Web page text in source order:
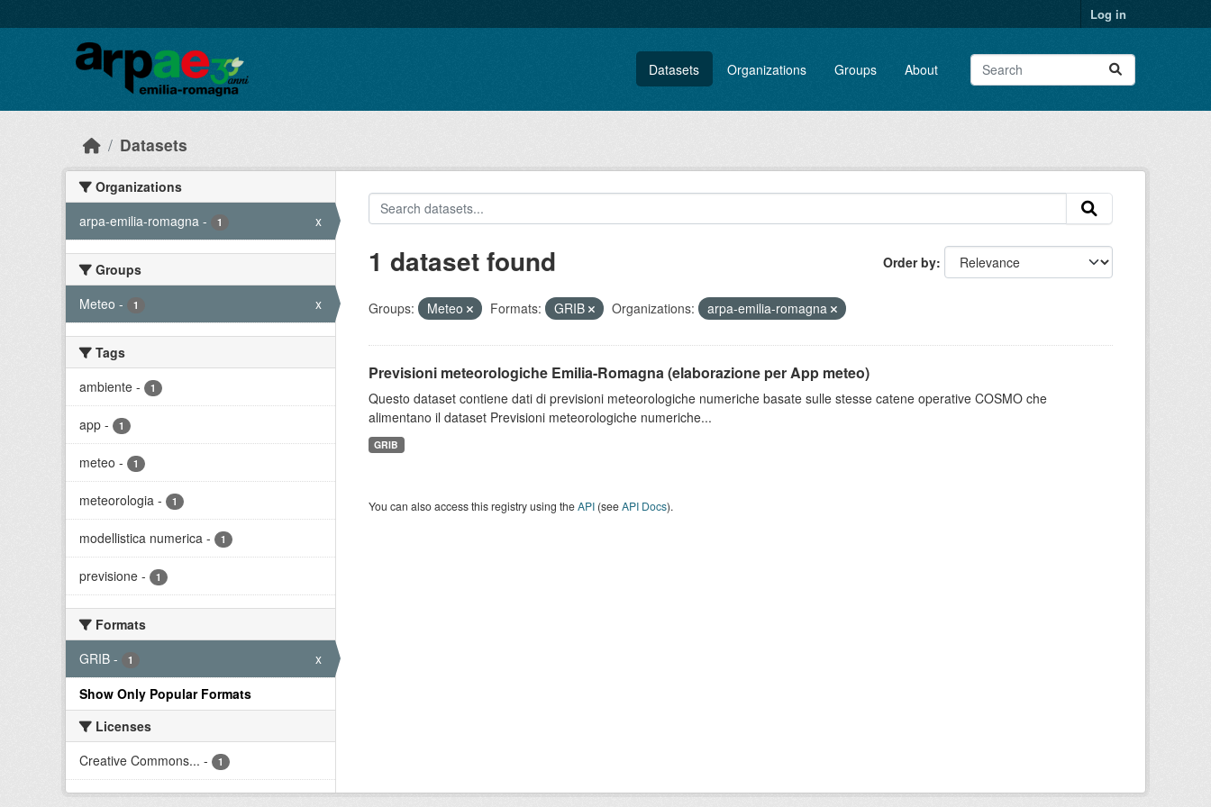
Log in
Datasets Organizations Groups About
Datasets
Organizations
arpa-emilia-romagna - 1 x
Groups
Meteo - 1 x
Tags
ambiente - 1
app - 1
meteo - 1
meteorologia - 1
modellistica numerica - 1
previsione - 1
Formats
GRIB - 1
x
Show Only Popular Formats
Licenses
Creative Commons... - 1
Order by
1 dataset found
Groups: Meteo Formats: GRIB Organizations: arpa-emilia-romagna
Previsioni meteorologiche Emilia-Romagna (elaborazione per App meteo)
Questo dataset contiene dati di previsioni meteorologiche numeriche basate sulle stesse catene operative COSMO che
alimentano il dataset Previsioni meteorologiche numeriche...
GRIB
You can also access this registry using theAPI(seeAPI Docs).